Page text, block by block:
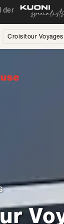
Croisitour Voyages